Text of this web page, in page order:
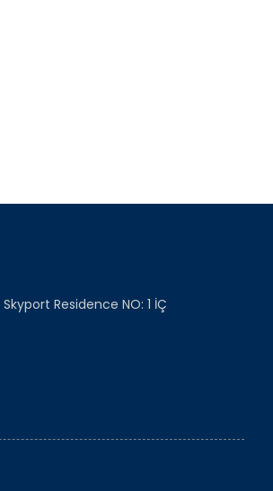
Skyport Residence NO: 1 İÇ